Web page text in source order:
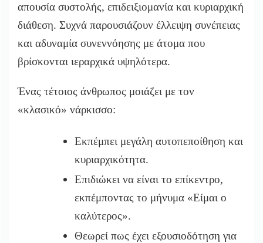
απουσία συστολής, επιδειξιομανία και κυριαρχική
διάθεση. Συχνά παρουσιάζουν έλλειψη συνέπειας
και αδυναμία συνεννόησης με άτομα που
βρίσκονται ιεραρχικά υψηλότερα.
Ένας τέτοιος άνθρωπος μοιάζει με τον
«κλασικό» νάρκισσο:
Εκπέμπει μεγάλη αυτοπεποίθηση και
κυριαρχικότητα.
Επιδιώκει να είναι το επίκεντρο,
εκπέμποντας το μήνυμα «Είμαι ο
καλύτερος».
Θεωρεί πως έχει εξουσιοδότηση για